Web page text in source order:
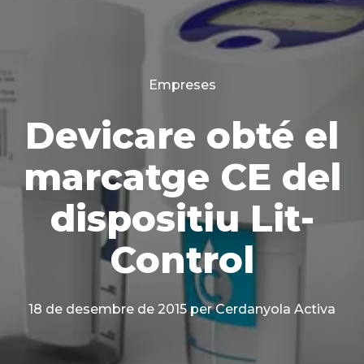
Categories
Empreses
Devicare obté el
marcatge CE del
dispositiu Lit-
Control
18 de desembre de 2015 per Cerdanyola Activa